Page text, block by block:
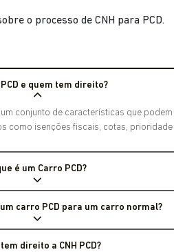
o processo de CNH para PCD.
PCD e quem tem direito?
conjunto de características que
como isenções fiscais, cotas,
é um Carro PCD?
carro PCD para um carro normal?
direito a CNH PCD?